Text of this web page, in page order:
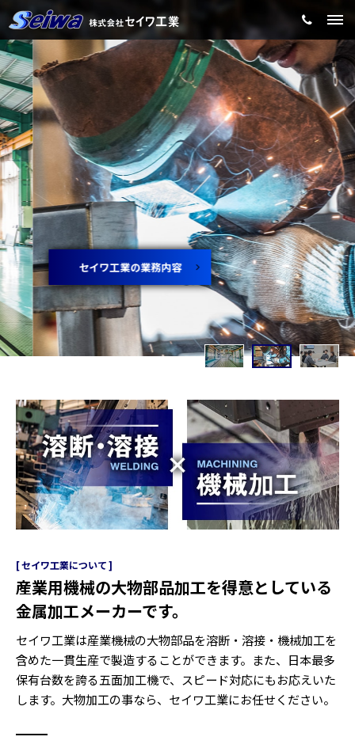
セイワ工業の業務内容
セイワ工業について
産業用機械の大物部品加工を得意としている
金属加工メーカーです。
セイワ工業は産業機械の大物部品を溶断・溶接・機械加工を
含めた一貫生産で製造することができます。また、日本最多
保有台数を誇る五面加工機で、スピード対応にもお応えいた
します。大物加工の事なら、セイワ工業にお任せください。